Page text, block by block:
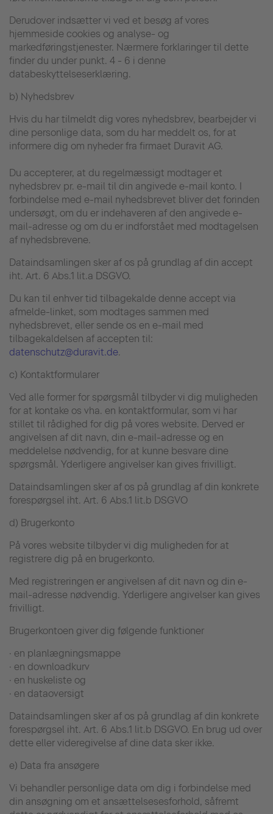
Derudover indsætter vi ved et besøg af vores
hjemmeside cookies og analyse- og
markedføringstjenester. Nærmere forklaringer til dette
finder du under punkt. 4 - 6 i denne
databeskyttelseserklæring.
b) Nyhedsbrev
Hvis du har tilmeldt dig vores nyhedsbrev, bearbejder vi
dine personlige data, som du har meddelt os, for at
informere dig om nyheder fra firmaet Duravit AG.
Du accepterer, at du regelmæssigt modtager et
nyhedsbrev pr. e-mail til din angivede e-mail konto. I
forbindelse med e-mail nyhedsbrevet bliver det forinden
undersøgt, om du er indehaveren af den angivede e-
mail-adresse og om du er indforstået med modtagelsen
af nyhedsbrevene.
Dataindsamlingen sker af os på grundlag af din accept
iht. Art. 6 Abs.1 lit.a DSGVO.
Du kan til enhver tid tilbagekalde denne accept via
afmelde-linket, som modtages sammen med
nyhedsbrevet, eller sende os en e-mail med
tilbagekaldelsen af accepten til:
datenschutz@duravit.de.
c) Kontaktformularer
Ved alle former for spørgsmål tilbyder vi dig muligheden
for at kontake os vha. en kontaktformular, som vi har
stillet til rådighed for dig på vores website. Derved er
angivelsen af dit navn, din e-mail-adresse og en
meddelelse nødvendig, for at kunne besvare dine
spørgsmål. Yderligere angivelser kan gives frivilligt.
Dataindsamlingen sker af os på grundlag af din konkrete
forespørgsel iht. Art. 6 Abs.1 lit.b DSGVO
d) Brugerkonto
På vores website tilbyder vi dig muligheden for at
registrere dig på en brugerkonto.
Med registreringen er angivelsen af dit navn og din e-
mail-adresse nødvendig. Yderligere angivelser kan gives
frivilligt.
Brugerkontoen giver dig følgende funktioner
· en planlægningsmappe
· en downloadkurv
· en huskeliste og
· en dataoversigt
Dataindsamlingen sker af os på grundlag af din konkrete
forespørgsel iht. Art. 6 Abs.1 lit.b DSGVO. En brug ud over
dette eller videregivelse af dine data sker ikke.
e) Data fra ansøgere
Vi behandler personlige data om dig i forbindelse med
din ansøgning om et ansættelsesesforhold, såfremt